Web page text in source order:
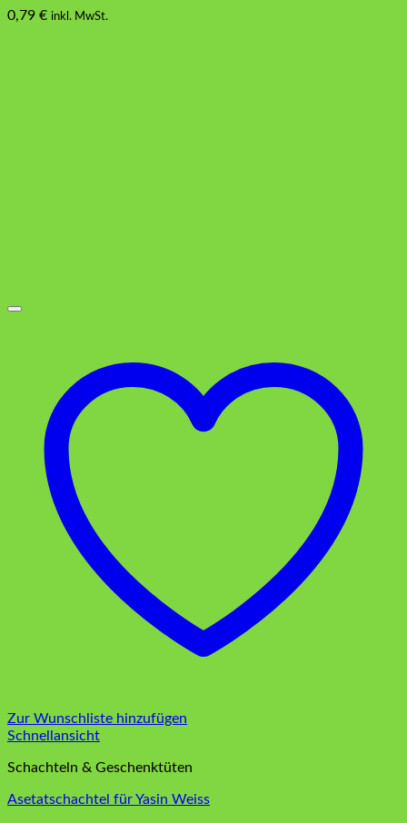
0,79 € inkl. MwSt.
Zur Wunschliste hinzufügen
Schnellansicht
Schachteln & Geschenktüten
Asetatschachtel für Yasin Weiss